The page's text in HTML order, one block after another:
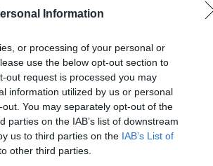
Information
or processing of your personal or
use the below opt-out section to
out request is processed you may
information utilized by us or personal
You may separately opt-out of the
on the IAB’s list of downstream
us to third parties on the IAB’s List of
other third parties.
de
Razón pr
Vox pide devolver
hijos con sus
y es fascista...el
opina lo mismo...
progresista
Redacción